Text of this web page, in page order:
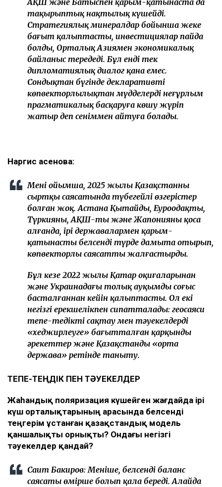
АҚШ және Батыспен қарым-қатынаста да
тақырыптық нақтылық күшейді.
Стратегиялық минералдар бойынша жеке
бағыт қалыптасты, инвестициялар пайда
болды, Орталық Азиямен экономикалық
байланыс тереңдеді. Бұл енді тек
дипломатиялық диалог қана емес.
Сондықтан бүгінде декларативті
көпвекторлылықтан мүдделерді неғұрлым
прагматикалық басқаруға көшу жүріп
жатыр деп сеніммен айтуға болады.
Наргис Қасенова:
Менің ойымша, 2025 жылы Қазақстанның
сыртқы саясатында түбегейлі өзгерістер
болған жоқ. Астана Қытайды, Еуроодақты,
Түркияны, АҚШ-ты және Жапонияны қоса
алғанда, ірі державалармен қарым-
қатынасты белсенді түрде дамыта отырып,
көпвекторлы саясатты жалғастырды.
Бұл кезең 2022 жылы Қаңтар оқиғаларынан
және Украинадағы толық ауқымды соғыс
басталғаннан кейін қалыптасты. Ол екі
негізгі ерекшелікпен сипатталады: геосаяси
тепе-теңдікті сақтау мен тәуекелдерді
«хеджирлеуге» бағытталған қарқынды
әрекеттер және Қазақстанды «орта
держава» ретінде таныту.
ТЕПЕ-ТЕҢДІК ПЕН ТӘУЕКЕЛДЕР
Жаһандық поляризация күшейген жағдайда ірі
күш орталықтарының арасында белсенді
теңгерім ұстанған қазақстандық модель
қаншалықты орнықты? Ондағы негізгі
тәуекелдер қандай?
Сағит Бакиров: Меніңше, белсенді баланс
саясаты өміршең болып қала береді. Алайда